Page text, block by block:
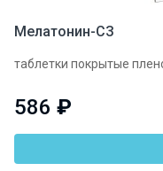
Мелатонин-СЗ
таблетки покрытые
586 ₽